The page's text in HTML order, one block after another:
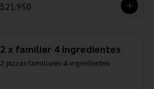
$21.950
2 x familiar 4 ingredientes
2 pizzas familiares 4 ingredientes